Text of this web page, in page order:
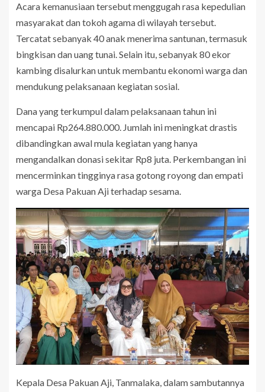
Acara kemanusiaan tersebut menggugah rasa kepedulian
masyarakat dan tokoh agama di wilayah tersebut.
Tercatat sebanyak 40 anak menerima santunan, termasuk
bingkisan dan uang tunai. Selain itu, sebanyak 80 ekor
kambing disalurkan untuk membantu ekonomi warga dan
mendukung pelaksanaan kegiatan sosial.
Dana yang terkumpul dalam pelaksanaan tahun ini
mencapai Rp264.880.000. Jumlah ini meningkat drastis
dibandingkan awal mula kegiatan yang hanya
mengandalkan donasi sekitar Rp8 juta. Perkembangan ini
mencerminkan tingginya rasa gotong royong dan empati
warga Desa Pakuan Aji terhadap sesama.
Kepala Desa Pakuan Aji, Tanmalaka, dalam sambutannya